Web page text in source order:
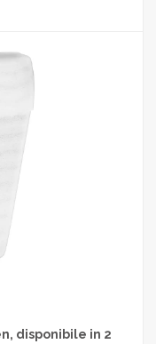
disponibile in 2